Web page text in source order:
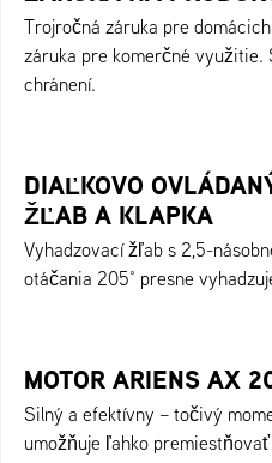
Trojročná záruka pre
záruka pre komerčné využitie.
chránení.
DIAĽKOVO
ŽĽAB A KLAPKA
Vyhadzovací žľab s 2,5-
otáčania 205° presne
MOTOR ARIENS AX
Silný a efektívny – točivý
umožňuje ľahko premiestňovať